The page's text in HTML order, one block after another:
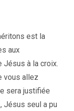
est la
aux
Jésus à la croix.
vous allez
sera justifiée
Jésus seul a pu